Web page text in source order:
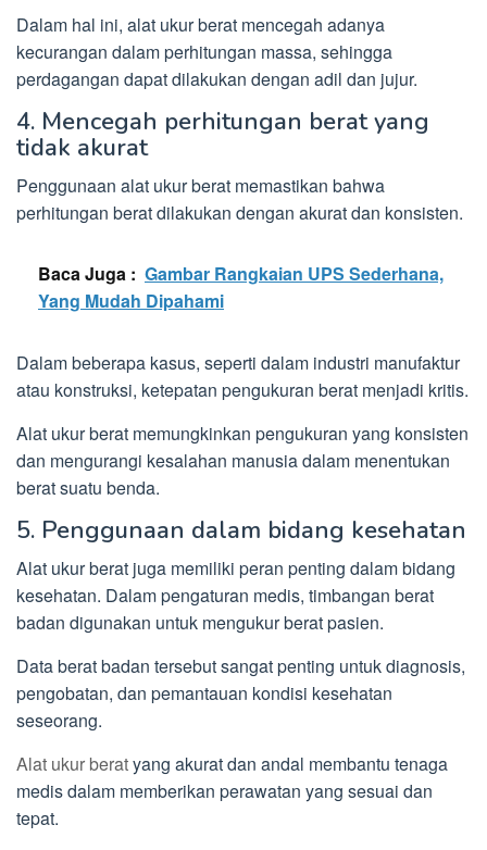
Dalam hal ini, alat ukur berat mencegah adanya
kecurangan dalam perhitungan massa, sehingga
perdagangan dapat dilakukan dengan adil dan jujur.
4. Mencegah perhitungan berat yang
tidak akurat
Penggunaan alat ukur berat memastikan bahwa
perhitungan berat dilakukan dengan akurat dan konsisten.
Baca Juga : Gambar Rangkaian UPS Sederhana,
Yang Mudah Dipahami
Dalam beberapa kasus, seperti dalam industri manufaktur
atau konstruksi, ketepatan pengukuran berat menjadi kritis.
Alat ukur berat memungkinkan pengukuran yang konsisten
dan mengurangi kesalahan manusia dalam menentukan
berat suatu benda.
5. Penggunaan dalam bidang kesehatan
Alat ukur berat juga memiliki peran penting dalam bidang
kesehatan. Dalam pengaturan medis, timbangan berat
badan digunakan untuk mengukur berat pasien.
Data berat badan tersebut sangat penting untuk diagnosis,
pengobatan, dan pemantauan kondisi kesehatan
seseorang.
Alat ukur beratyang akurat dan andal membantu tenaga
medis dalam memberikan perawatan yang sesuai dan
tepat.